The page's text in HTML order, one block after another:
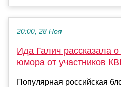
20:00, 28 Ноя
Ида Галич рассказала о
юмора от участников
Популярная российская